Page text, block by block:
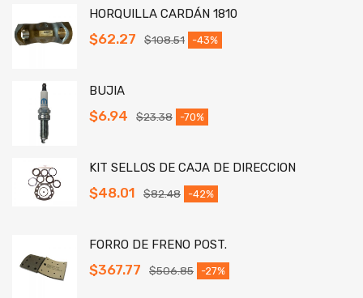
HORQUILLA CARDÁN 1810
$108.51
$62.27 -43%
BUJIA
$23.38
$6.94 -70%
KIT SELLOS DE CAJA DE DIRECCION
$82.48
$48.01 -42%
FORRO DE FRENO POST.
$506.85
$367.77 -27%